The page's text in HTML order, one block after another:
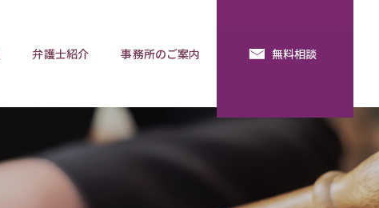
預金の使い込み
遺産分割調停 相談用語集
弁護士紹介 事務所のご案内 無料相談